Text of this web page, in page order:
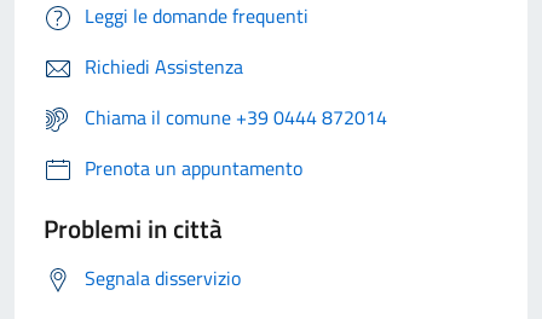
Leggi le domande frequenti
Richiedi Assistenza
Chiama il comune +39 0444 872014
Prenota un appuntamento
Problemi in città
Segnala disservizio